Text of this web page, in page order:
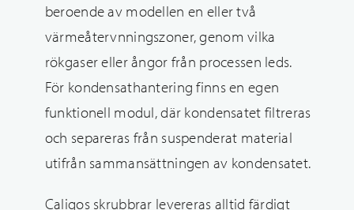
beroende av modellen en eller två
värmeåtervnningszoner, genom vilka
rökgaser eller ångor från processen leds.
För kondensathantering finns en egen
funktionell modul, där kondensatet filtreras
och separeras från suspenderat material
utifrån sammansättningen av kondensatet.
Caligos skrubbrar levereras alltid färdigt